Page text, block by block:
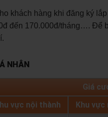
khách hàng khi đăng ký
đến 170.000đ/tháng…. Để
NHÂN
Giá
vực nội thành
Khu vực